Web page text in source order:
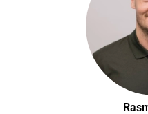
vitontätningar samt
Finns även i
Såväl våra egna